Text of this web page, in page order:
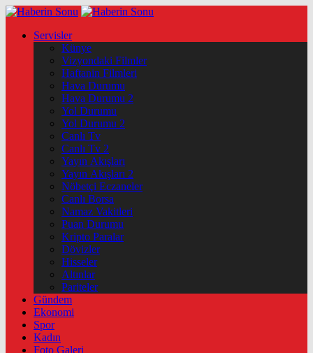
Servisler
Künye
Vizyondaki Filmler
Haftanin Filmleri
Hava Durumu
Hava Durumu 2
Yol Durumu
Yol Durumu 2
Canlı Tv
Canlı Tv 2
Yayın Akışları
Yayın Akışları 2
Nöbetçi Eczaneler
Canlı Borsa
Namaz Vakitleri
Puan Durumu
Kripto Paralar
Dövizler
Hisseler
Altınlar
Pariteler
Gündem
Ekonomi
Spor
Kadın
Foto Galeri